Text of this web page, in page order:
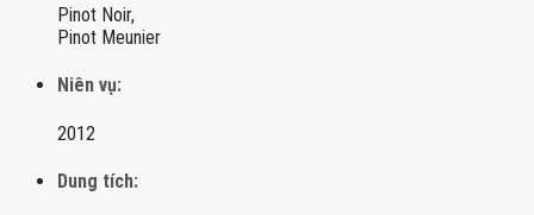
Pinot Noir,
Pinot Meunier
Niên vụ:
2012
Dung tích: